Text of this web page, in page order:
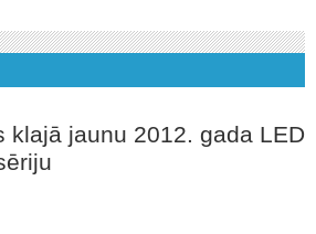
klajā jaunu 2012. gada LED